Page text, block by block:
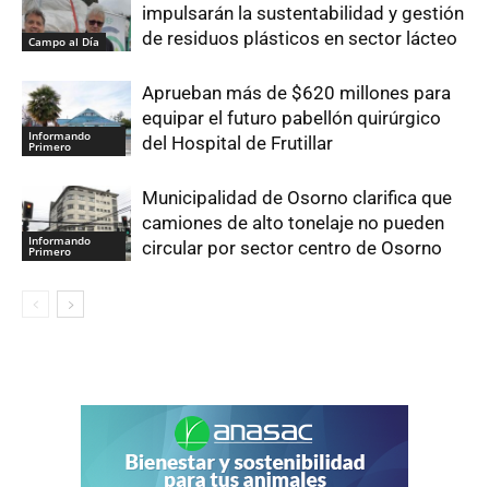
Campo al Día
impulsarán la sustentabilidad y gestión
de residuos plásticos en sector lácteo
Informando
Primero
Aprueban más de $620 millones para
equipar el futuro pabellón quirúrgico
del Hospital de Frutillar
Informando
Primero
Municipalidad de Osorno clarifica que
camiones de alto tonelaje no pueden
circular por sector centro de Osorno